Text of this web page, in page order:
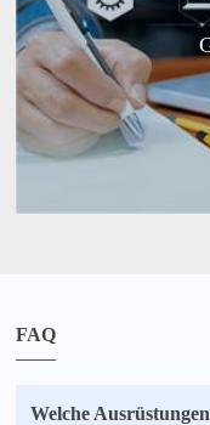
FAQ
Welche